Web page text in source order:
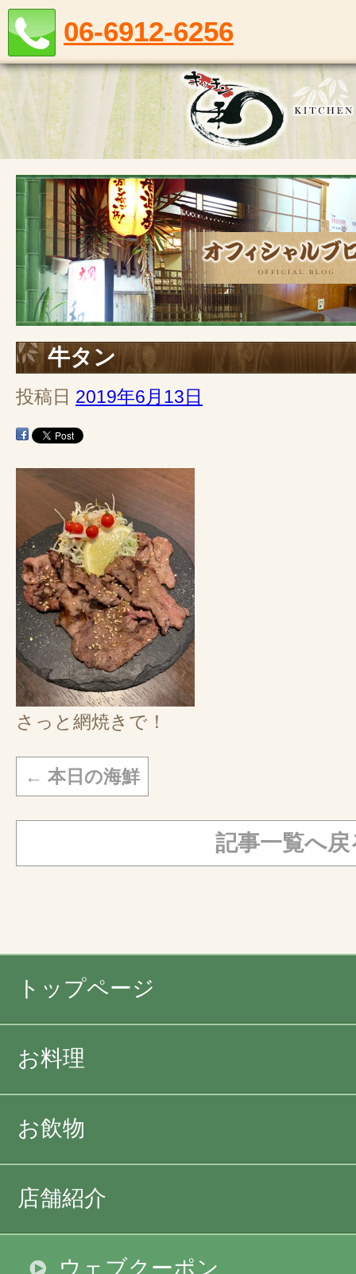
06-6912-6256
牛タン
投稿日 2019年6月13日
さっと網焼きで！
← 本日の海鮮
記事一覧へ戻
トップページ
お料理
お飲物
店舗紹介
ウェブクーポン